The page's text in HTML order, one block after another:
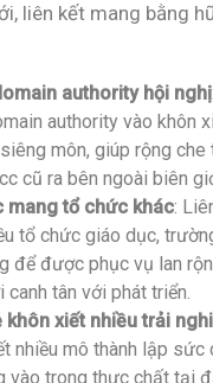
liên kết mang bằng
authority hội nghị
authority vào khôn
môn, giúp rộng
cũ ra bên ngoài biên
mang tổ chức khác:
tổ chức giáo dục,
để được phục vụ lan
canh tân với phát triển.
khôn xiết nhiều trải
nhiều mô thành lập sức
vào trong thực chất tại